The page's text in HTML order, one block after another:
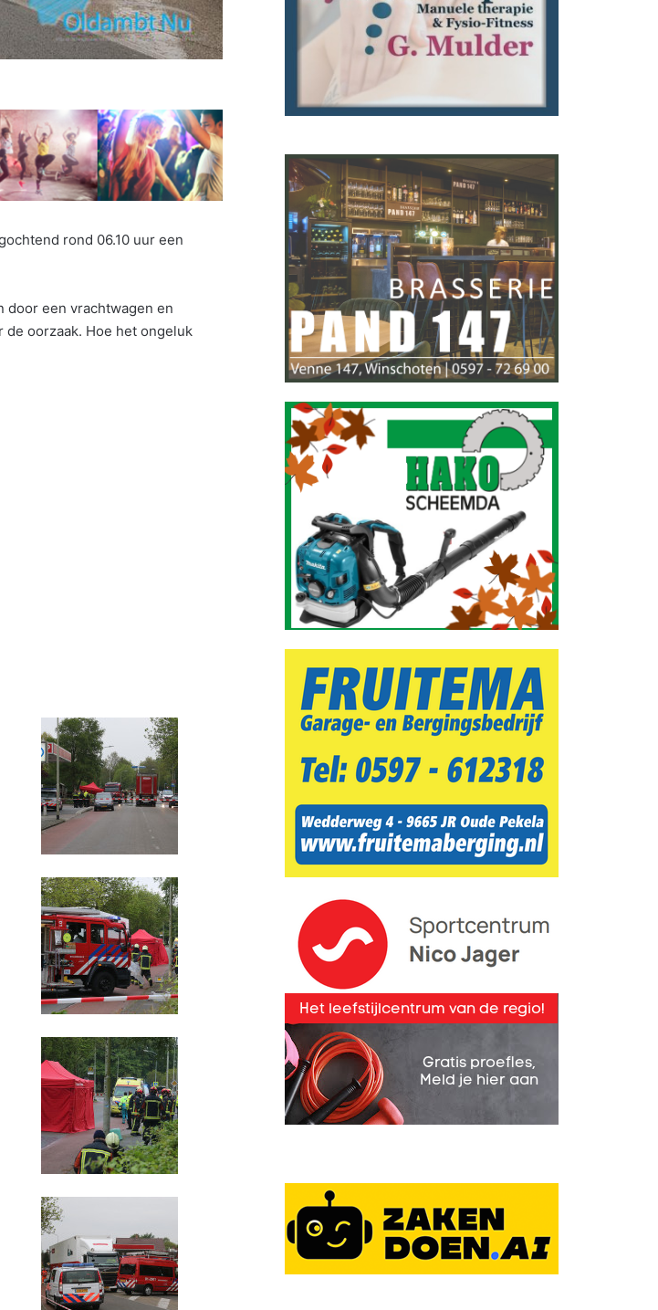
rond 06.10 uur een
door een vrachtwagen en
oorzaak. Hoe het ongeluk